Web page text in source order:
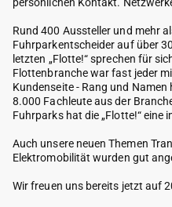
persönlichen Kontakt.
Rund 400 Aussteller und mehr
Fuhrparkentscheider auf über
letzten „Flotte!“ sprechen für
Flottenbranche war fast jeder
Kundenseite - Rang und
8.000 Fachleute aus der
Fuhrparks hat die „Flotte!“
Auch unsere neuen Themen
Elektromobilität wurden gut
Wir freuen uns bereits jetzt auf